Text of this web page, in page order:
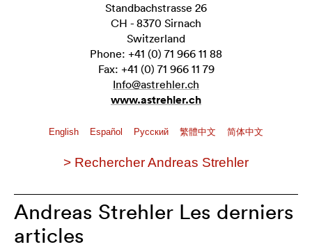
Standbachstrasse 26
CH - 8370 Sirnach
Switzerland
Phone: +41 (0) 71 966 11 88
Fax: +41 (0) 71 966 11 79
Info@astrehler.ch
www.astrehler.ch
English Español Pусский 繁體中文 简体中文
> Rechercher Andreas Strehler
Andreas Strehler Les derniers
articles